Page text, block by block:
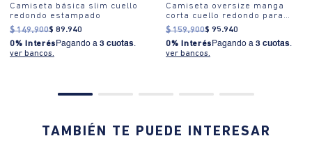
Camiseta básica slim cuello
redondo estampado
$ 149.900$ 89.940
0% Interés Pagando a 3 cuotas.
ver bancos.
Camiseta oversize manga
corta cuello redondo para
hombre
$ 159.900$ 95.940
0% Interés Pagando a 3 cuotas.
ver bancos.
TAMBIÉN TE PUEDE INTERESAR